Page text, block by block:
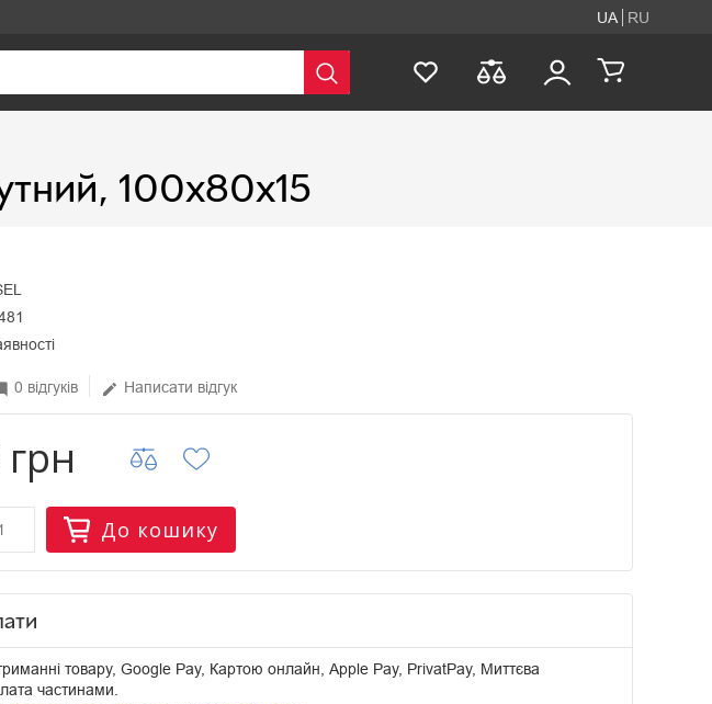
UA RU
100х80х15
0 відгуків edit Написати відгук
До кошику
товару, Google Pay, Картою онлайн, Apple Pay, PrivatPay, Миттєва
частинами.